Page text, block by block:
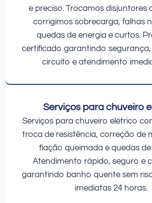
e preciso. Trocamos disjuntores
corrigimos sobrecarga, falhas
quedas de energia e curtos.
certificado garantindo
circuito e atendimento
Serviços para chuveiro
Serviços para chuveiro elétrico
troca de resistência, correção de
fiação queimada e quedas de
Atendimento rápido, seguro e
garantindo banho quente sem
imediatas 24 horas.